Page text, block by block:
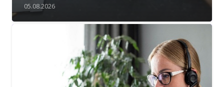
05.08.2026